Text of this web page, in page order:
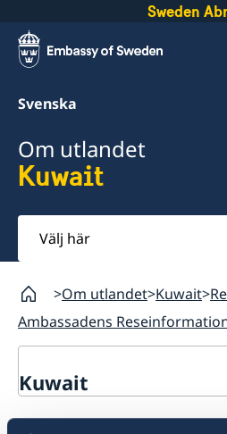
Sweden
Svenska
Om utlandet
Kuwait
Välj
här
Om utlandet Kuwait
Ambassadens
Kuwait